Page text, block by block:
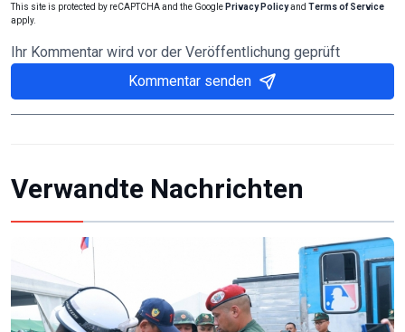
This site is protected by reCAPTCHA and the Google Privacy Policyand Terms of Service
apply.
Ihr Kommentar wird vor der Veröffentlichung geprüft
Kommentar senden
Verwandte Nachrichten